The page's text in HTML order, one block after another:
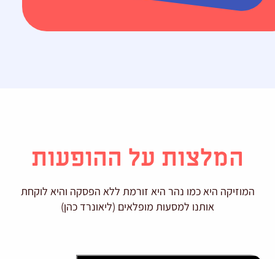
שם הקונצרט
המלצות על ההופעות
המוזיקה היא כמו נהר היא זורמת ללא הפסקה והיא לוקחת
אותנו למסעות מופלאים (ליאונרד כהן)